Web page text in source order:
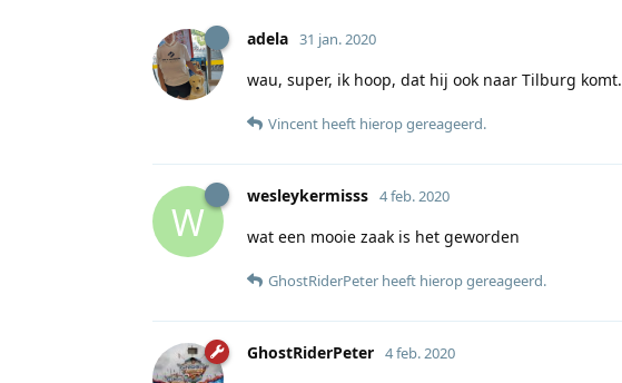
adela 31 jan. 2020
wau, super, ik hoop, dat hij ook naar Tilburg komt.
Vincent heeft hierop gereageerd.
W
wesleykermisss 4 feb. 2020
wat een mooie zaak is het geworden
GhostRiderPeter heeft hierop gereageerd.
GhostRiderPeter 4 feb. 2020